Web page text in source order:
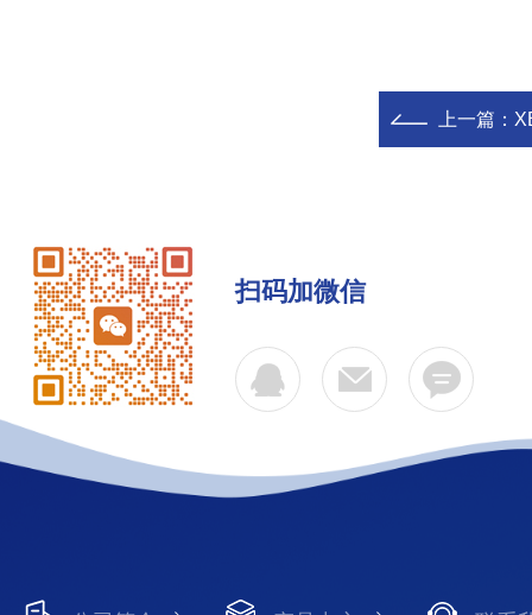
上一篇：
扫码加微信